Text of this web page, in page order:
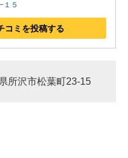
１５
コミを投稿する
所沢市松葉町23-15